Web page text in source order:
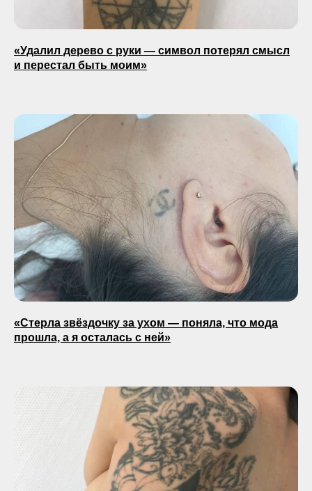
«Удалил дерево с руки — символ потерял смысл
и перестал быть моим»
«Стерла звёздочку за ухом — поняла, что мода
прошла, а я осталась с ней»